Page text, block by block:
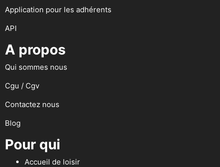
Application pour les adhérents
API
A propos
Qui sommes nous
Cgu / Cgv
Contactez nous
Blog
Pour qui
Accueil de loisir